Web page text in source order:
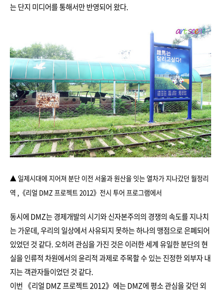
는 단지 미디어를 통해서만 반영되어 왔다.
▲ 일제시대에 지어져 분단 이전 서울과 원산을 잇는 열차가 지나갔던 월정리
역 , 《리얼 DMZ 프로젝트 2012》전시 투어 프로그램에서
동시에 DMZ는 경제개발의 시기와 신자본주의의 경쟁의 속도를 지나치
는 가운데, 우리의 일상에서 사유되지 못하는 하나의 맹점으로 은폐되어
있었던 것 같다. 오히려 관심을 가진 것은 이러한 세계 유일한 분단의 현
실을 인류적 차원에서의 윤리적 과제로 주목할 수 있는 진정한 외부자 내
지는 객관자들이었던 것 같다.
이번 《리얼 DMZ 프로젝트 2012》에는 DMZ에 평소 관심을 갖던 외